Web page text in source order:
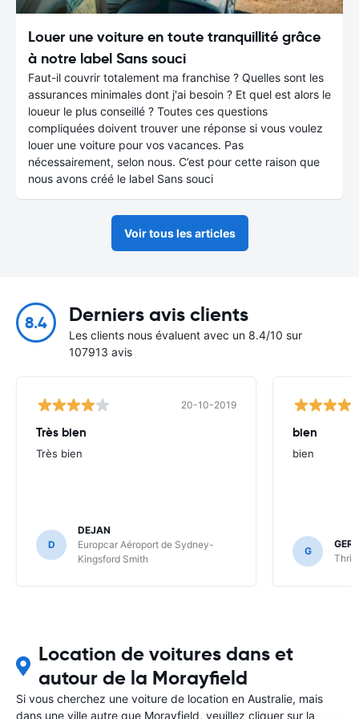
Louer une voiture en toute tranquillité grâce
à notre label Sans souci
Faut-il couvrir totalement ma franchise ? Quelles sont les
assurances minimales dont j'ai besoin ? Et quel est alors le
loueur le plus conseillé ? Toutes ces questions
compliquées doivent trouver une réponse si vous voulez
louer une voiture pour vos vacances. Pas
nécessairement, selon nous. C’est pour cette raison que
nous avons créé le label Sans souci
Voir tous les articles
8.4 Derniers avis clients
Les clients nous évaluent avec un 8.4/10 sur
107913 avis
20-10-2019
Très bien
Très bien
D
DEJAN
Europcar Aéroport de Sydney-
Kingsford Smith
bien
bien
G
Location de voitures dans et
autour de la Morayfield
Si vous cherchez une voiture de location en Australie, mais
dans une ville autre que Morayfield, veuillez cliquer sur la